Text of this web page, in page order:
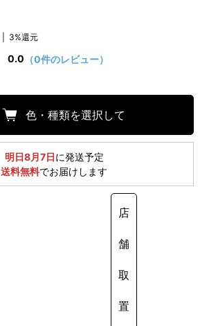
3%還元
0.0 （0件のレビュー）
色・種類を選択して
明日8月7日に発送予定
送料無料でお届けします
店
舗
取
置